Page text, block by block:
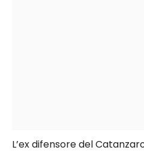
L’ex difensore del